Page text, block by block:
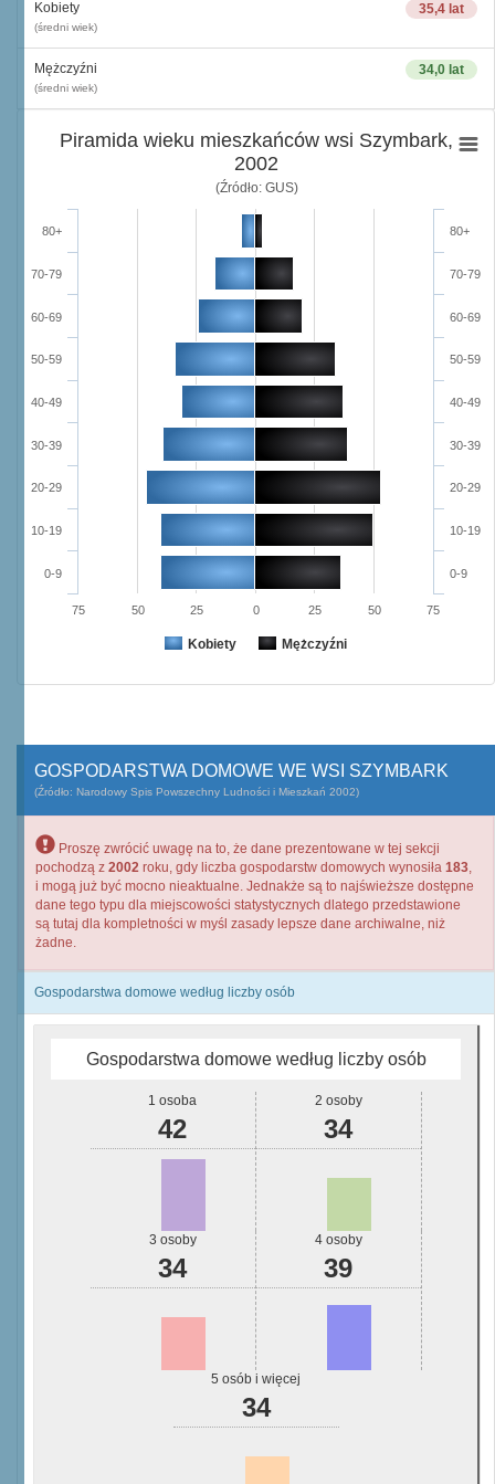
35,4 lat
Kobiety
(średni wiek)
34,0 lat
Mężczyźni
(średni wiek)
Piramida wieku mieszkańców wsi Szymbark,
2002
(Źródło: GUS)
Kobiety Mężczyźni
0-9
10-19
20-29
30-39
40-49
50-59
60-69
70-79
80+
0-9
10-19
20-29
30-39
40-49
50-59
60-69
70-79
80+
0
75 50 25 25 50 75
GOSPODARSTWA DOMOWE WE WSI SZYMBARK
(Źródło: Narodowy Spis Powszechny Ludności i Mieszkań 2002)
Proszę zwrócić uwagę na to, że dane prezentowane w tej sekcji
pochodzą z 2002 roku, gdy liczba gospodarstw domowych wynosiła 183,
i mogą już być mocno nieaktualne. Jednakże są to najświeższe dostępne
dane tego typu dla miejscowości statystycznych dlatego przedstawione
są tutaj dla kompletności w myśl zasady lepsze dane archiwalne, niż
żadne.
Gospodarstwa domowe według liczby osób
Gospodarstwa domowe według liczby osób
1 osoba
42
2 osoby
34
3 osoby
34
4 osoby
39
5 osób i więcej
34